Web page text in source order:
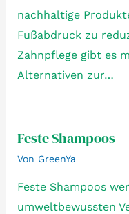
nachhaltige
Fußabdruck zu
Zahnpflege gibt es
Alternativen zur…
Feste Shampoos
Von GreenYa
Feste Shampoos
umweltbewussten